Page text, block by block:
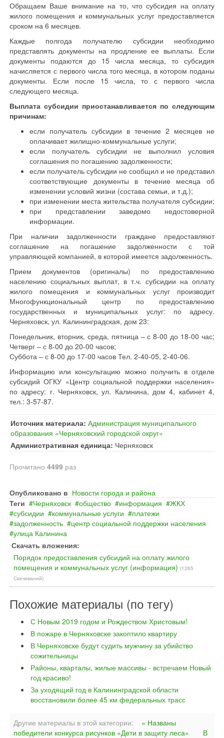
Обращаем Ваше внимание на то, что субсидия на оплату
жилого помещения и коммунальных услуг предоставляется
сроком на 6 месяцев.
Каждые полгода получателю субсидии необходимо
представлять документы на продление ее выплаты. Если
документы подаются до 15 числа месяца, то субсидия
начисляется с первого числа того месяца, в котором поданы
документы. Если после 15 числа, то с первого числа
следующего месяца.
Выплата субсидии приостанавливается по следующим
причинам:
если получатель субсидии в течение 2 месяцев не
оплачивает жилищно-коммунальные услуги;
если получатель субсидии не выполнил условия
соглашения по погашению задолженности;
если получатель субсидии не сообщил и не представил
соответствующие документы в течение месяца об
изменении условий жизни (состава семьи, и т.д.);
при изменении места жительства получателя субсидии;
при представлении заведомо недостоверной
информации.
При наличии задолженности граждане предоставляют
соглашение на погашение задолженности с той
управляющей компанией, в которой имеется задолженность.
Прием документов (оригиналы) по предоставлению
населению социальных выплат, в т.ч. субсидии на оплату
жилого помещения и коммунальных услуг производит
Многофункциональный центр по предоставлению
государственных и муниципальных услуг: по адресу.
Черняховск, ул. Калининградская, дом 23:
Понедельник, вторник, среда, пятница – с 8-00 до 18-00 час;
Четверг – с 8-00 до 20-00 часов;
Суббота – с 8-00 до 17-00 часов Тел. 2-40-05, 2-40-06.
Информацию или консультацию можно получить в отделе
субсидий ОГКУ «Центр социальной поддержки населения»
по адресу: г. Черняховск, ул. Калинина, дом 4, кабинет 4,
тел.: 3-57-87.
Источник материала: Администрация муниципального
образования «Черняховский городской округ»
Административная единица: Черняховск
Прочитано 4499 раз
Опубликовано в Новости города и района
Теги
Черняховск общество информация
ЖКХ
субсидии
коммунальные услуги
платежи
задолженность
центр социальной поддержки населения
улица Калинина
Скачать вложения:
Порядок предоставления субсидий на оплату жилого
помещения и коммунальных услуг (информация) (1265
Скачиваний)
Похожие материалы (по тегу)
С Новым 2019 годом и Рождеством Христовым!
В пожаре в Черняховске закоптило квартиру
В Черняховске будут судить мужчину за убийство
сожительницы
Районы, кварталы, жилые массивы - встречаем Новый
год красиво!
За уходящий год в Калининградской области
восстановили более 45 км федеральных трасс
Другие материалы в этой категории:
« Названы
победители конкурса рисунков «Дети в защиту леса»
В